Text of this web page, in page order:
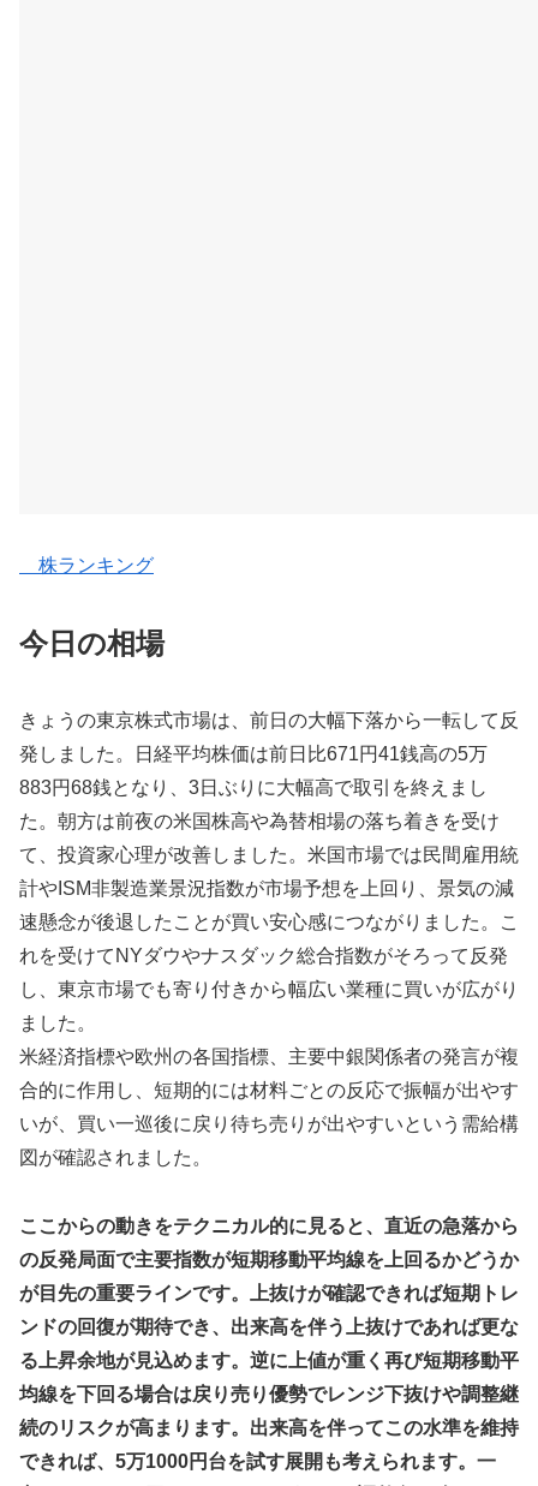
株ランキング
今日の相場
きょうの東京株式市場は、前日の大幅下落から一転して反
発しました。日経平均株価は前日比671円41銭高の5万
883円68銭となり、3日ぶりに大幅高で取引を終えまし
た。朝方は前夜の米国株高や為替相場の落ち着きを受け
て、投資家心理が改善しました。米国市場では民間雇用統
計やISM非製造業景況指数が市場予想を上回り、景気の減
速懸念が後退したことが買い安心感につながりました。こ
れを受けてNYダウやナスダック総合指数がそろって反発
し、東京市場でも寄り付きから幅広い業種に買いが広がり
ました。
米経済指標や欧州の各国指標、主要中銀関係者の発言が複
合的に作用し、短期的には材料ごとの反応で振幅が出やす
いが、買い一巡後に戻り待ち売りが出やすいという需給構
図が確認されました。
ここからの動きをテクニカル的に見ると、直近の急落から
の反発局面で主要指数が短期移動平均線を上回るかどうか
が目先の重要ラインです。上抜けが確認できれば短期トレ
ンドの回復が期待でき、出来高を伴う上抜けであれば更な
る上昇余地が見込めます。逆に上値が重く再び短期移動平
均線を下回る場合は戻り売り優勢でレンジ下抜けや調整継
続のリスクが高まります。出来高を伴ってこの水準を維持
できれば、5万1000円台を試す展開も考えられます。一